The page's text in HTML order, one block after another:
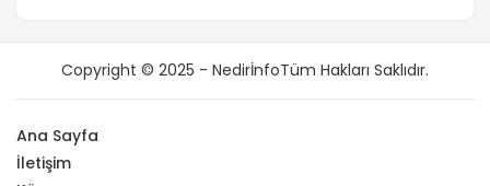
Copyright © 2025 - NedirİnfoTüm Hakları Saklıdır.
Ana Sayfa
İletişim